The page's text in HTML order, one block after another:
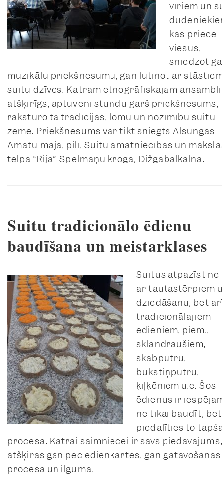
vīriem un
kas priecē
viesus,
sniedzot
muzikālu priekšnesumu, gan lutinot ar
suitu dzīves. Katram etnogrāfiskajam
atšķirīgs, aptuveni stundu garš priekšnesums,
raksturo tā tradīcijas, lomu un nozīmību suitu
zemē. Priekšnesums var tikt sniegts Alsungas
Amatu mājā, pilī, Suitu amatniecības un
telpā “Rija”, Spēlmaņu krogā, Dižgabalkalnā.
Suitu tradicionālo ēdienu
baudīšana un meistarklases
Suitus atpazīst ne
ar tautastērpiem
dziedāšanu, bet
tradicionālajiem
ēdieniem, piem.,
sklandraušiem,
skābputru,
bukstiņputru,
ķiļķēniem u.c. Šos
ēdienus ir
ne tikai baudīt,
piedalīties to
procesā. Katrai saimniecei ir savs
atšķiras gan pēc ēdienkartes, gan gatavošanas
procesa un ilguma.